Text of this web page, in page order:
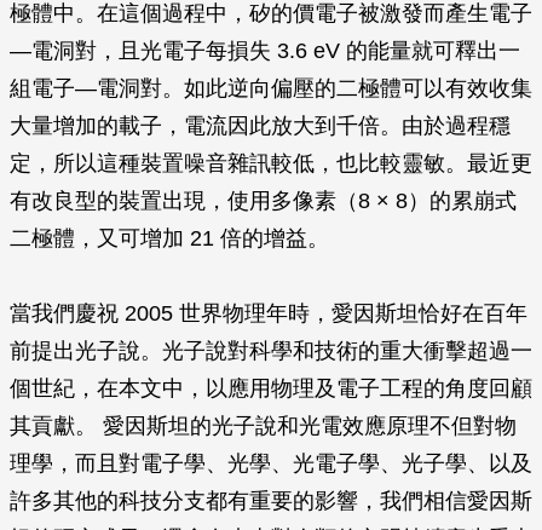
極體中。在這個過程中，矽的價電子被激發而產生電子
—電洞對，且光電子每損失 3.6 eV 的能量就可釋出一
組電子—電洞對。如此逆向偏壓的二極體可以有效收集
大量增加的載子，電流因此放大到千倍。由於過程穩
定，所以這種裝置噪音雜訊較低，也比較靈敏。最近更
有改良型的裝置出現，使用多像素（8 × 8）的累崩式
二極體，又可增加 21 倍的增益。
當我們慶祝 2005 世界物理年時，愛因斯坦恰好在百年
前提出光子說。光子說對科學和技術的重大衝擊超過一
個世紀，在本文中，以應用物理及電子工程的角度回顧
其貢獻。 愛因斯坦的光子說和光電效應原理不但對物
理學，而且對電子學、光學、光電子學、光子學、以及
許多其他的科技分支都有重要的影響，我們相信愛因斯